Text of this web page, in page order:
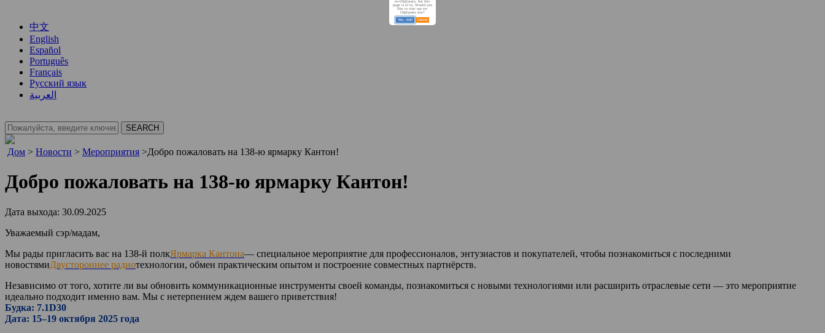
中文
English
Español
Português
Français
Русский язык
العربية
Дом > Новости > Мероприятия >Добро пожаловать на 138-ю ярмарку Кантон!
Добро пожаловать на 138-ю ярмарку Кантон!
Дата выхода: 30.09.2025
Уважаемый сэр/мадам,
Мы рады пригласить вас на 138-й полкЯрмарка Кантона— специальное мероприятие для профессионалов, энтузиастов и покупателей, чтобы познакомиться с последними
новостямиДвустороннее радиотехнологии, обмен практическим опытом и построение совместных партнёрств.
Независимо от того, хотите ли вы обновить коммуникационные инструменты своей команды, познакомиться с новыми технологиями или расширить отраслевые сети — это мероприятие
идеально подходит именно вам. Мы с нетерпением ждем вашего приветствия!
Будка: 7.1D30
Дата: 15–19 октября 2025 года
en-US@posix, but this
page is in ru. Would you
like to visit our en-
US@posix site?
Yes, visit! Cancel